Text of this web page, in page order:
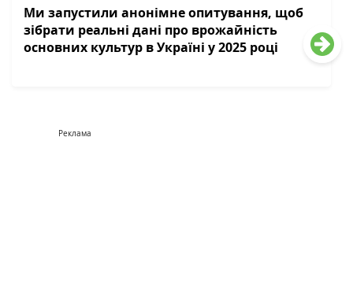
Ми запустили анонімне опитування, щоб
зібрати реальні дані про врожайність
основних культур в Україні у 2025 році
Реклама